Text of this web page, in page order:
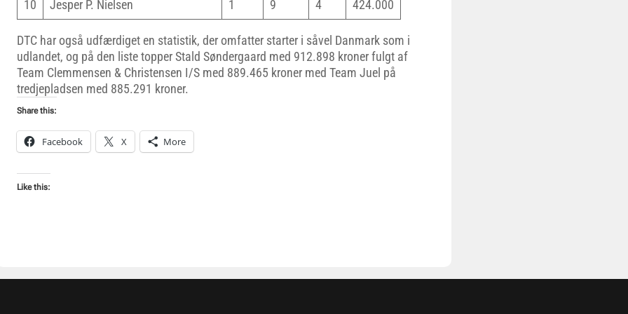
10
Jesper P. Nielsen 1 9 4 424.000
DTC har også udfærdiget en statistik, der omfatter starter i såvel Danmark som i
udlandet, og på den liste topper Stald Søndergaard med 912.898 kroner fulgt af
Team Clemmensen & Christensen I/S med 889.465 kroner med Team Juel på
tredjepladsen med 885.291 kroner.
Share this:
Facebook X More
Like this: